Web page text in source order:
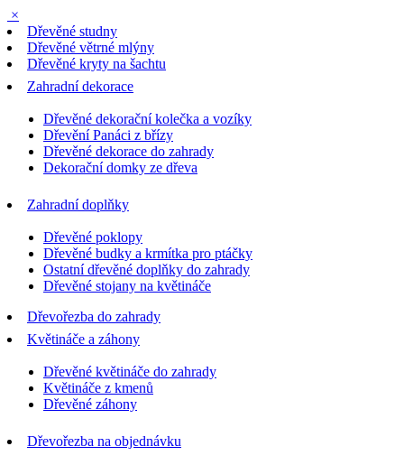
×
Dřevěné studny
Dřevěné větrné mlýny
Dřevěné kryty na šachtu
Zahradní dekorace
Dřevěné dekorační kolečka a vozíky
Dřevění Panáci z břízy
Dřevěné dekorace do zahrady
Dekorační domky ze dřeva
Zahradní doplňky
Dřevěné poklopy
Dřevěné budky a krmítka pro ptáčky
Ostatní dřevěné doplňky do zahrady
Dřevěné stojany na květináče
Dřevořezba do zahrady
Květináče a záhony
Dřevěné květináče do zahrady
Květináče z kmenů
Dřevěné záhony
Dřevořezba na objednávku